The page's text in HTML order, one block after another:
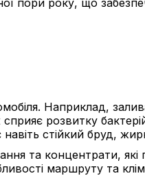
Наприклад,
сприяє розвитку
стійкий бруд,
та концентрати,
маршруту та